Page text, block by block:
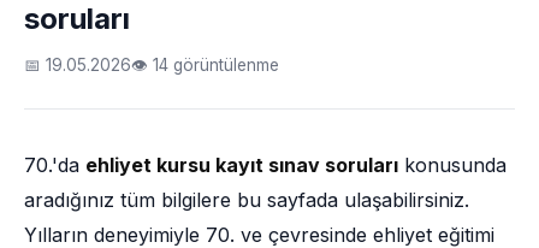
soruları
📅 19.05.2026👁 14 görüntülenme
70.'da ehliyet kursu kayıt sınav soruları konusunda
aradığınız tüm bilgilere bu sayfada ulaşabilirsiniz.
Yılların deneyimiyle 70. ve çevresinde ehliyet eğitimi